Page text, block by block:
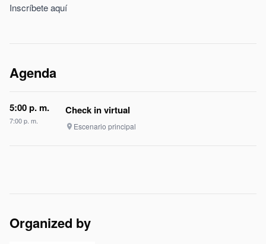
Inscríbete aquí
Agenda
5:00 p. m.
7:00 p. m.
Check in virtual
place Escenario principal
Organized by